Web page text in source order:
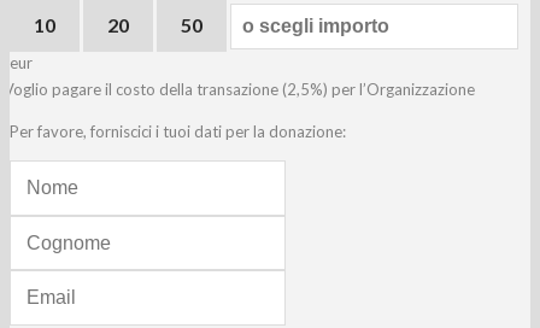
10 20 50
eur
Voglio pagare il costo della transazione (2,5%) per l’Organizzazione
Per favore, forniscici i tuoi dati per la donazione: